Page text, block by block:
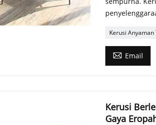
Kerusi Anyaman
 Email
Kerusi
Gaya